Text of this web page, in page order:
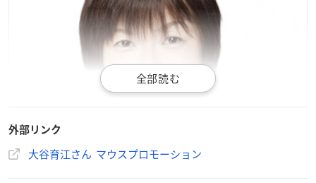
外部リンク
大谷育江さん マウスプロモーション